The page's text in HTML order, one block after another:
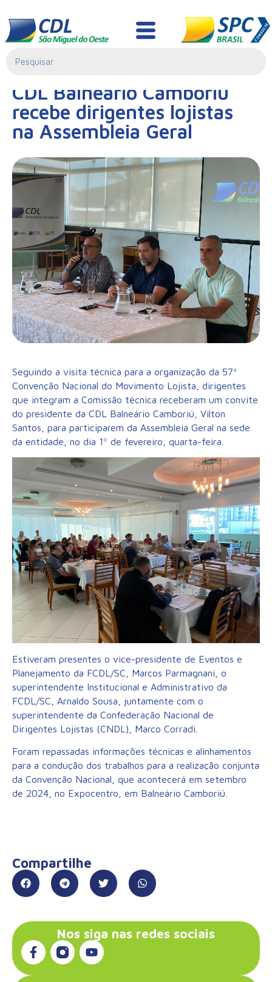
Notícias
CDL Balneário Camboriú
recebe dirigentes lojistas
na Assembleia Geral
Seguindo a visita técnica para a organização da 57ª
Convenção Nacional do Movimento Lojista, dirigentes
que integram a Comissão técnica receberam um convite
do presidente da CDL Balneário Camboriú, Vilton
Santos, para participarem da Assembleia Geral na sede
da entidade, no dia 1º de fevereiro, quarta-feira.
Estiveram presentes o vice-presidente de Eventos e
Planejamento da FCDL/SC, Marcos Parmagnani, o
superintendente Institucional e Administrativo da
FCDL/SC, Arnaldo Sousa, juntamente com o
superintendente da Confederação Nacional de
Dirigentes Lojistas (CNDL), Marco Corradi.
Foram repassadas informações técnicas e alinhamentos
para a condução dos trabalhos para a realização conjunta
da Convenção Nacional, que acontecerá em setembro
de 2024, no Expocentro, em Balneário Camboriú.
Compartilhe
Nos siga nas redes sociais